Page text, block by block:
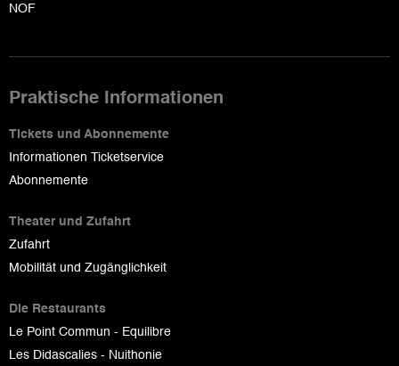
NOF
Praktische Informationen
Tickets und Abonnemente
Informationen Ticketservice
Abonnemente
Theater und Zufahrt
Zufahrt
Mobilität und Zugänglichkeit
Die Restaurants
Le Point Commun - Equilibre
Les Didascalies - Nuithonie